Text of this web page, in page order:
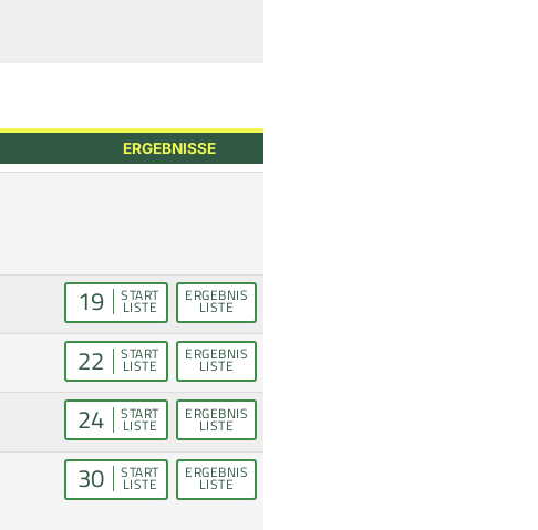
ERGEBNISSE
19 START
LISTE
ERGEBNIS
LISTE
22 START
LISTE
ERGEBNIS
LISTE
24 START
LISTE
ERGEBNIS
LISTE
30 START
LISTE
ERGEBNIS
LISTE